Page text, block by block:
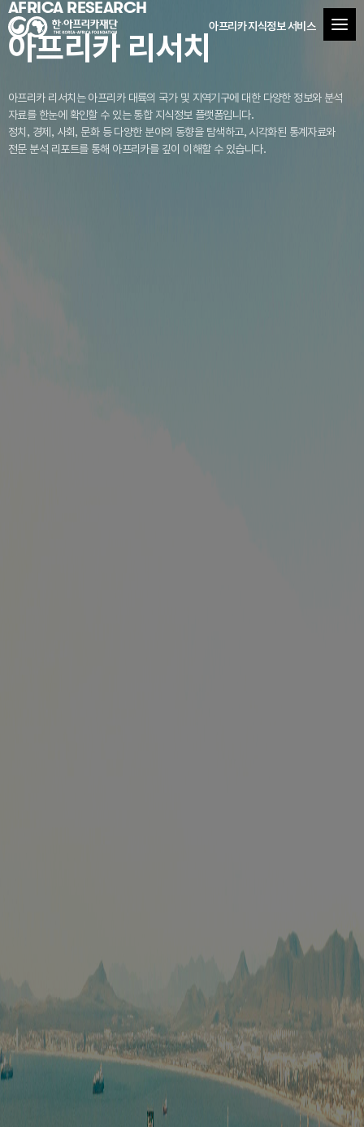
아프리카 지식정보 서비스
AFRICA RESEARCH
아프리카 리서치
아프리카 리서치는 아프리카 대륙의 국가 및 지역기구에 대한 다양한 정보와 분석
자료를 한눈에 확인할 수 있는 통합 지식정보 플랫폼입니다.
정치, 경제, 사회, 문화 등 다양한 분야의 동향을 탐색하고, 시각화된 통계자료와
전문 분석 리포트를 통해 아프리카를 깊이 이해할 수 있습니다.